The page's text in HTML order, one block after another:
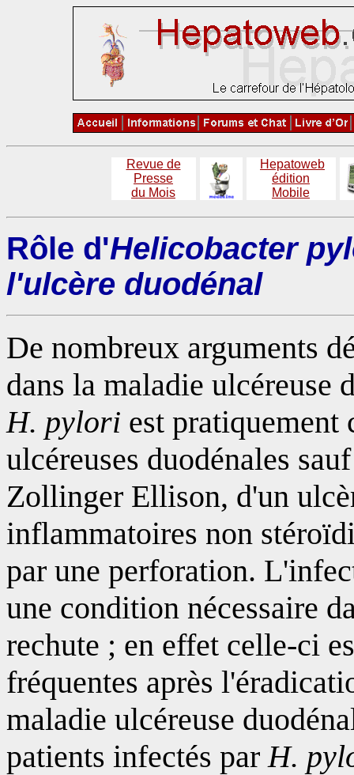
Revue de
Presse
du Mois
Hepatoweb
édition
Mobile
Rôle d'Helicobacter
l'ulcère duodénal
De nombreux arguments
dans la maladie ulcéreuse
H. pylori est pratiquement
ulcéreuses duodénales
Zollinger Ellison, d'un
inflammatoires non
par une perforation.
une condition nécessaire
rechute ; en effet celle-ci
fréquentes après
maladie ulcéreuse
patients infectés par H.